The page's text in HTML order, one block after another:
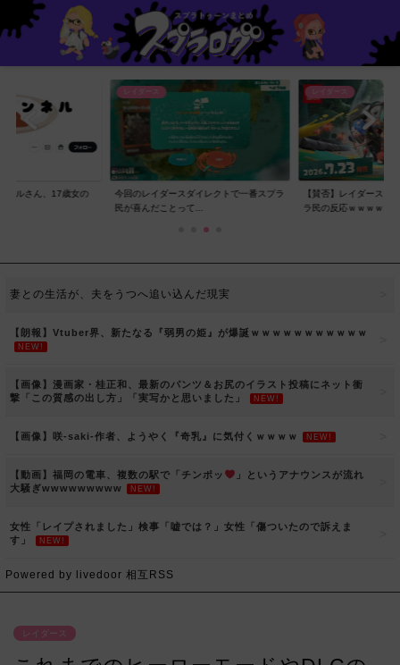
ネルさん、17歳女の
レイダース
今回のレイダースダイレクトで一番スプラ
民が喜んだことって...
レイダース
【賛否】レイダースダ
ラ民の反応ｗｗｗｗ...
妻との生活が、夫をうつへ追い込んだ現実
【朗報】Vtuber界、新たなる『弱男の姫』が爆誕ｗｗｗｗｗｗｗｗｗｗｗ
NEW!
【画像】漫画家・桂正和、最新のパンツ＆お尻のイラスト投稿にネット衝
撃「この質感の出し方」「実写かと思いました」
NEW!
【画像】咲-saki-作者、ようやく『奇乳』に気付くｗｗｗｗ NEW!
【動画】福岡の電車、複数の駅で「チンポッ
」というアナウンスが流れ
大騒ぎwwwwwwwww
NEW!
女性「レイプされました」検事「嘘では？」女性「傷ついたので訴えま
す」
NEW!
Powered by livedoor 相互RSS
レイダース